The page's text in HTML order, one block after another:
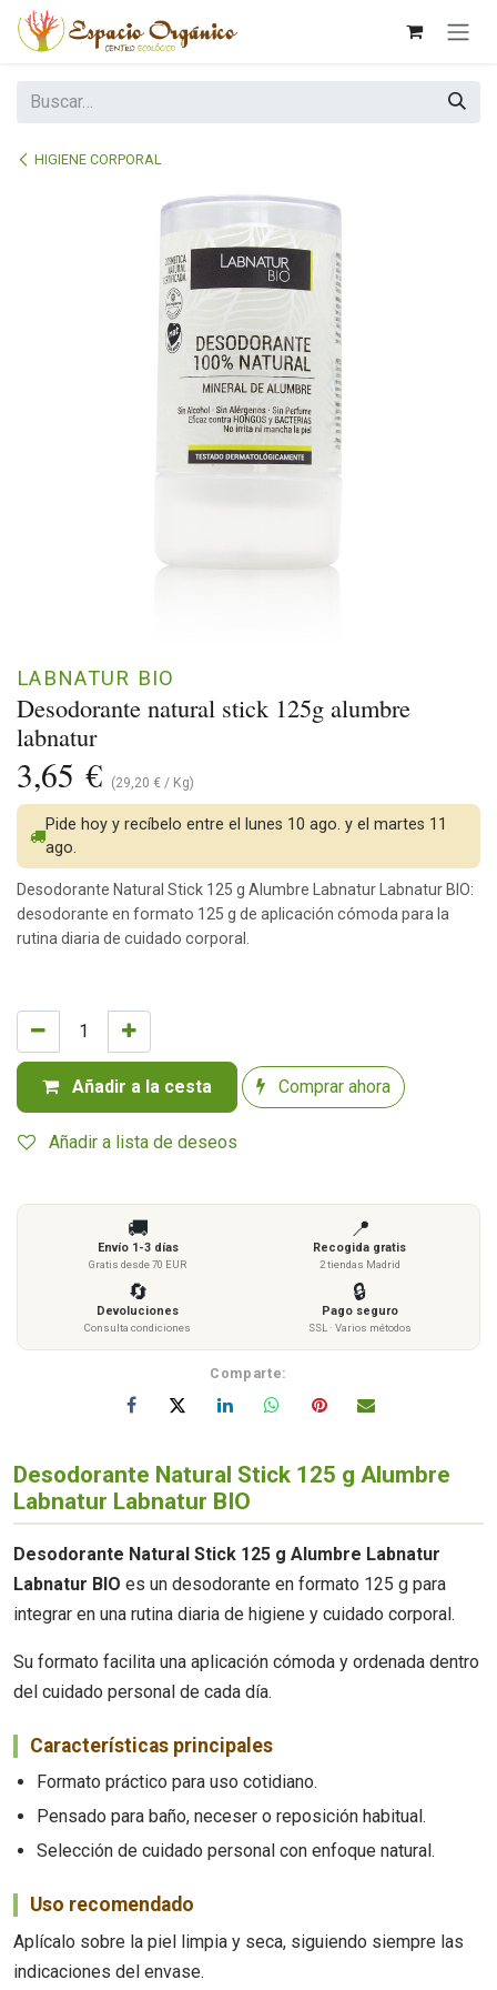
Ir al contenido
HIGIENE CORPORAL
Desodorante natural stick 125g alumbre
labnatur
LABNATUR BIO
3,65 € (29,20 € / Kg)
Añadir a la cesta Comprar ahora
Añadir a lista de deseos
Pide hoy y recíbelo entre el lunes 10 ago. y el martes 11
ago.
Desodorante Natural Stick 125 g Alumbre Labnatur Labnatur BIO:
desodorante en formato 125 g de aplicación cómoda para la
rutina diaria de cuidado corporal.
🚚
Envío 1-3 días
Gratis desde 70 EUR
📍
Recogida gratis
2 tiendas Madrid
🔄
Devoluciones
Consulta condiciones
🔒
Pago seguro
SSL · Varios métodos
Comparte:
Desodorante Natural Stick 125 g Alumbre
Labnatur Labnatur BIO
Desodorante Natural Stick 125 g Alumbre Labnatur
Labnatur BIO es un desodorante en formato 125 g para
integrar en una rutina diaria de higiene y cuidado corporal.
Su formato facilita una aplicación cómoda y ordenada dentro
del cuidado personal de cada día.
Características principales
Formato práctico para uso cotidiano.
Pensado para baño, neceser o reposición habitual.
Selección de cuidado personal con enfoque natural.
Uso recomendado
Aplícalo sobre la piel limpia y seca, siguiendo siempre las
indicaciones del envase.